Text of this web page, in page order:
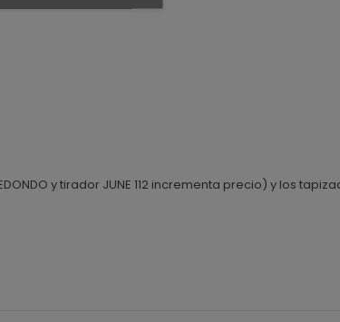
y tirador JUNE 112 incrementa precio) y los